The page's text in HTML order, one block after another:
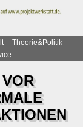
Theorie&Politik